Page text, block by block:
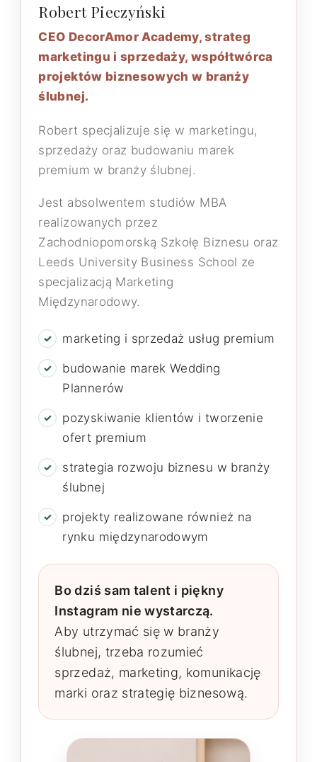
Robert Pieczyński
CEO DecorAmor Academy, strateg
marketingu i sprzedaży, współtwórca
projektów biznesowych w branży
ślubnej.
Robert specjalizuje się w marketingu,
sprzedaży oraz budowaniu marek
premium w branży ślubnej.
Jest absolwentem studiów MBA
realizowanych przez
Zachodniopomorską Szkołę Biznesu oraz
Leeds University Business School ze
specjalizacją Marketing
Międzynarodowy.
marketing i sprzedaż usług premium
budowanie marek Wedding
Plannerów
pozyskiwanie klientów i tworzenie
ofert premium
strategia rozwoju biznesu w branży
ślubnej
projekty realizowane również na
rynku międzynarodowym
Bo dziś sam talent i piękny
Instagram nie wystarczą.
Aby utrzymać się w branży
ślubnej, trzeba rozumieć
sprzedaż, marketing, komunikację
marki oraz strategię biznesową.